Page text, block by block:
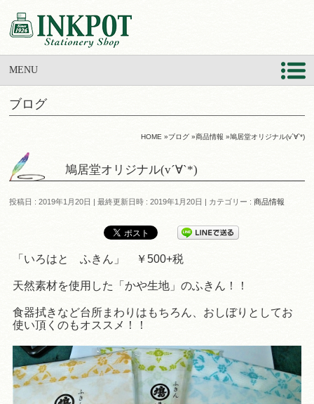
MENU
ブログ
HOME »ブログ»商品情報 »鳩居堂オリジナル(v´∀`*)
鳩居堂オリジナル(v´∀`*)
投稿日 : 2019年1月20日 最終更新日時 : 2019年1月20日 カテゴリー :商品情報
「いろはと ふきん」 ￥500+税
天然素材を使用した「かや生地」のふきん！！
食器拭きなど台所まわりはもちろん、おしぼりとしてお
使い頂くのもオススメ！！